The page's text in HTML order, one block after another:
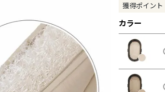
獲得ポイント
カラー